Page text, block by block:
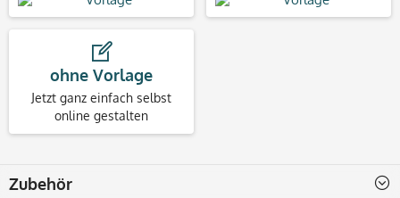
ohne Vorlage
Jetzt ganz einfach selbst
online gestalten
Zubehör